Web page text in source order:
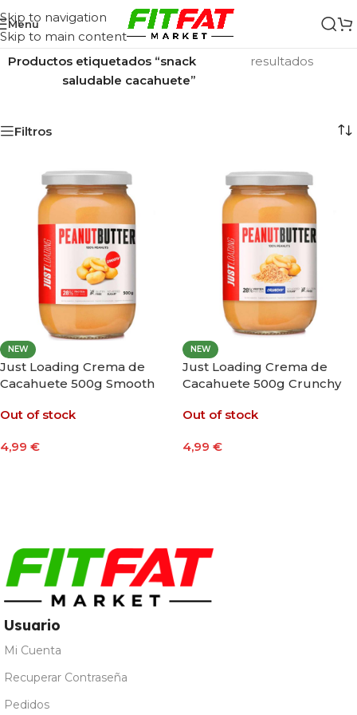
Skip to navigation
Skip to main content
Menu
Inicio/
Productos etiquetados “snack
saludable cacahuete”
resultados
Filtros
NEW
Just Loading Crema de
Cacahuete 500g Smooth
Out of stock
4,99 €
NEW
Just Loading Crema de
Cacahuete 500g Crunchy
Out of stock
4,99 €
Usuario
Mi Cuenta
Recuperar Contraseña
Pedidos